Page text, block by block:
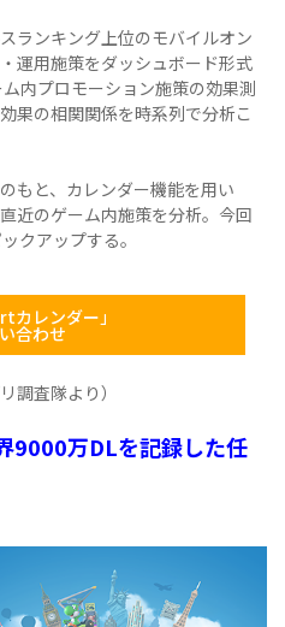
ランキング上位のモバイルオン
運用施策をダッシュボード形式
内プロモーション施策の効果測
果の相関関係を時系列で分析こ
もと、カレンダー機能を用い
近のゲーム内施策を分析。今回
クアップする。
カレンダー」
合わせ
調査隊より）
9000万DLを記録した任